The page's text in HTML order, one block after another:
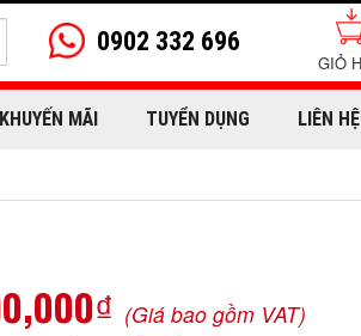
0902 332 696
KHUYẾN MÃI TUYỂN DỤNG LIÊN HỆ
(Giá bao gồm VAT)